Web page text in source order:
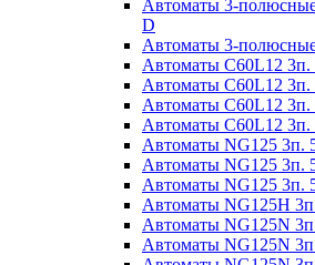
Автоматы 3-
D
Автоматы 3-
Автоматы C60L12
Автоматы C60L12 3п.
Автоматы C60L12
Автоматы C60L12
Автоматы NG125 3п.
Автоматы NG125 3п.
Автоматы NG125 3п.
Автоматы NG125H
Автоматы NG125N
Автоматы NG125N